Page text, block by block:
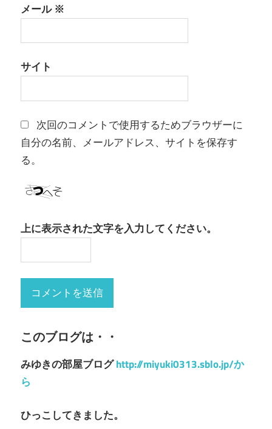
メール※
サイト
次回のコメントで使用するためブラウザーに
自分の名前、メールアドレス、サイトを保存す
る。
上に表示された文字を入力してください。
このブログは・・
みゆきの部屋ブログhttp://miyuki0313.sblo.jp/か
ら
ひっこしてきました。